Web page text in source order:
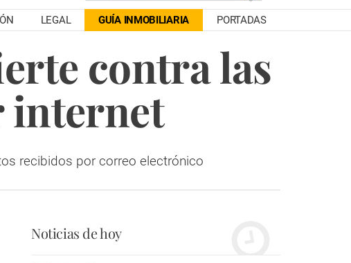
LEGAL GUÍA INMOBILIARIA PORTADAS
contra las
internet
recibidos por correo electrónico
Noticias de hoy